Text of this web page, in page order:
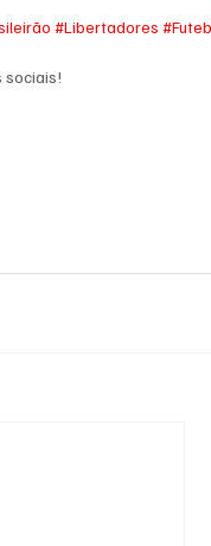
#Libertadores
sociais!